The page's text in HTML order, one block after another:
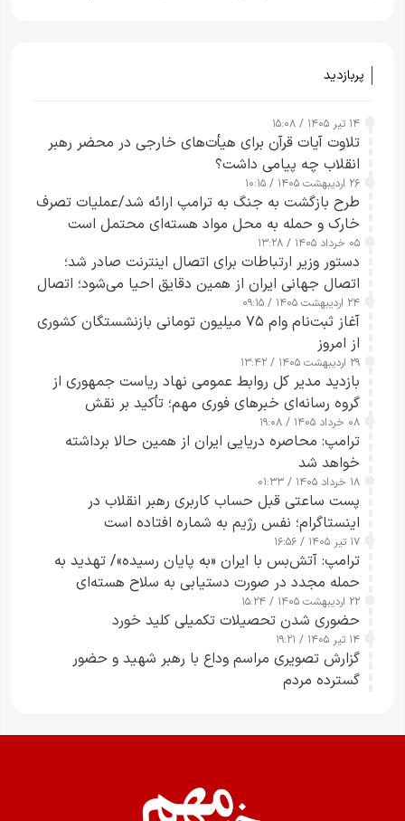
پربازدید
۱۴ تیر ۱۴۰۵ / ۱۵:۰۸
تلاوت آیات قرآن برای هیأت‌های خارجی در محضر رهبر
انقلاب چه پیامی داشت؟
۲۶ اردیبهشت ۱۴۰۵ / ۱۰:۱۵
طرح‌ بازگشت به جنگ به ترامپ ارائه شد/عملیات تصرف
خارک و حمله به محل مواد هسته‌ای محتمل است
۰۵ خرداد ۱۴۰۵ / ۱۳:۲۸
دستور وزیر ارتباطات برای اتصال اینترنت صادر شد؛
اتصال جهانی ایران از همین دقایق احیا می‌شود؛ اتصال
کامل مردم تا ۲۴ ساعت آینده
۲۴ اردیبهشت ۱۴۰۵ / ۰۹:۱۵
آغاز ثبت‌نام وام ۷۵ میلیون تومانی بازنشستگان کشوری
از امروز
۲۹ اردیبهشت ۱۴۰۵ / ۱۳:۴۲
بازدید مدیر کل روابط عمومی نهاد ریاست جمهوری از
گروه رسانه‌ای خبرهای فوری مهم؛ تأکید بر نقش
رسانه‌های هوشمند و مسئول در ارتقای آگاهی عمومی
۰۸ خرداد ۱۴۰۵ / ۱۹:۰۸
ترامپ: محاصره دریایی ایران از همین حالا برداشته
خواهد شد
۱۸ خرداد ۱۴۰۵ / ۰۱:۳۳
پست ساعتی قبل حساب کاربری رهبر انقلاب در
اینستاگرام؛ نفس رژیم به شماره افتاده است​
۱۷ تیر ۱۴۰۵ / ۱۶:۵۶
ترامپ: آتش‌بس با ایران «به پایان رسیده»/ تهدید به
حمله مجدد در صورت دستیابی به سلاح هسته‌ای
۲۲ اردیبهشت ۱۴۰۵ / ۱۵:۲۴
حضوری شدن تحصیلات تکمیلی کلید خورد
۱۴ تیر ۱۴۰۵ / ۱۹:۲۱
گزارش تصویری مراسم وداع با رهبر شهید و حضور
گسترده مردم